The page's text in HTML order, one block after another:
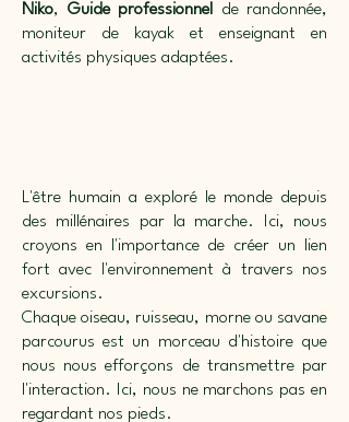
Niko, Guide professionnel
de randonnée,
moniteur de kayak et enseignant en
activités physiques adaptées.
L'être humain a exploré le monde depuis
des millénaires par la marche. Ici, nous
croyons en l'importance de créer un lien
fort avec l'environnement à travers nos
excursions.
Chaque oiseau, ruisseau, morne ou savane
parcourus est un morceau d'histoire que
nous nous efforçons de transmettre par
l'interaction. Ici, nous ne marchons pas en
regardant nos pieds.